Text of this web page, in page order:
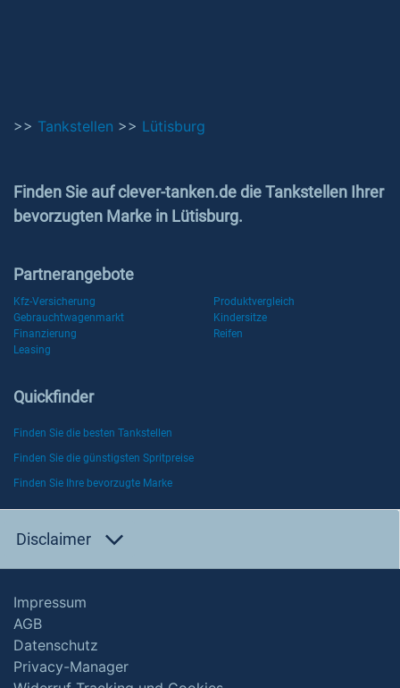
>> Tankstellen >> Lütisburg
Finden Sie auf clever-tanken.de die Tankstellen Ihrer
bevorzugten Marke in Lütisburg.
Partnerangebote
Kfz-Versicherung
Produktvergleich
Gebrauchtwagenmarkt
Kindersitze
Finanzierung
Reifen
Leasing
Quickfinder
Finden Sie die besten Tankstellen
Finden Sie die günstigsten Spritpreise
Finden Sie Ihre bevorzugte Marke
Disclaimer
Impressum
AGB
Datenschutz
Privacy-Manager